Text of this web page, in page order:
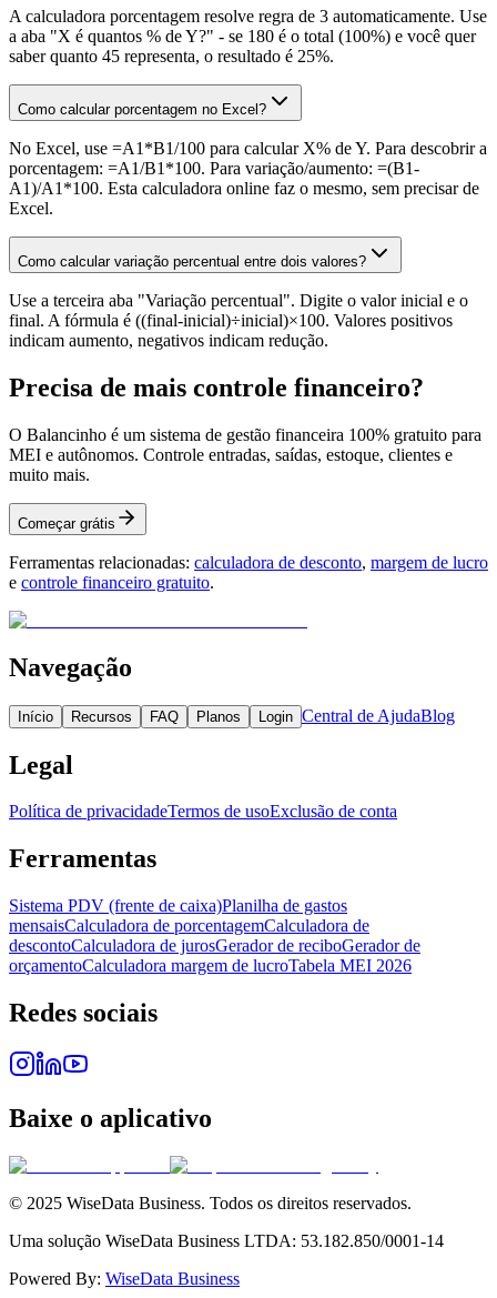
A calculadora porcentagem resolve regra de 3 automaticamente. Use
a aba "X é quantos % de Y?" - se 180 é o total (100%) e você quer
saber quanto 45 representa, o resultado é 25%.
Como calcular porcentagem no Excel?
No Excel, use =A1*B1/100 para calcular X% de Y. Para descobrir a
porcentagem: =A1/B1*100. Para variação/aumento: =(B1-
A1)/A1*100. Esta calculadora online faz o mesmo, sem precisar de
Excel.
Como calcular variação percentual entre dois valores?
Use a terceira aba "Variação percentual". Digite o valor inicial e o
final. A fórmula é ((final-inicial)÷inicial)×100. Valores positivos
indicam aumento, negativos indicam redução.
Precisa de mais controle financeiro?
O Balancinho é um sistema de gestão financeira 100% gratuito para
MEI e autônomos. Controle entradas, saídas, estoque, clientes e
muito mais.
Começar grátis
Ferramentas relacionadas: calculadora de desconto, margem de lucro
e controle financeiro gratuito.
Navegação
Início Recursos FAQ Planos Login Central de AjudaBlog
Legal
Política de privacidadeTermos de usoExclusão de conta
Ferramentas
Sistema PDV (frente de caixa)Planilha de gastos
mensaisCalculadora de porcentagemCalculadora de
descontoCalculadora de jurosGerador de reciboGerador de
orçamentoCalculadora margem de lucroTabela MEI 2026
Redes sociais
Baixe o aplicativo
© 2025 WiseData Business. Todos os direitos reservados.
Uma solução WiseData Business LTDA: 53.182.850/0001-14
Powered By: WiseData Business